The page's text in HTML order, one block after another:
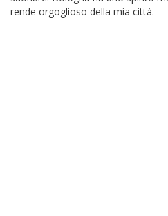
rende orgoglioso della mia città.